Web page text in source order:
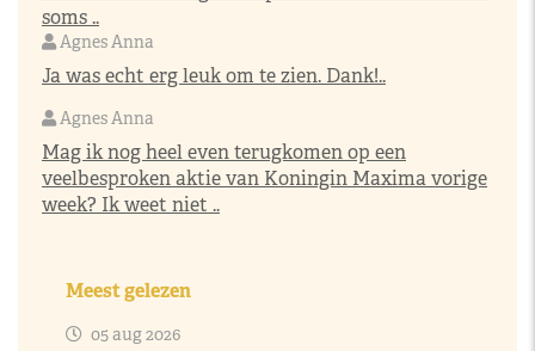
soms ..
Agnes Anna
Ja was echt erg leuk om te zien. Dank!..
Agnes Anna
Mag ik nog heel even terugkomen op een
veelbesproken aktie van Koningin Maxima vorige
week? Ik weet niet ..
Meest gelezen
05 aug 2026